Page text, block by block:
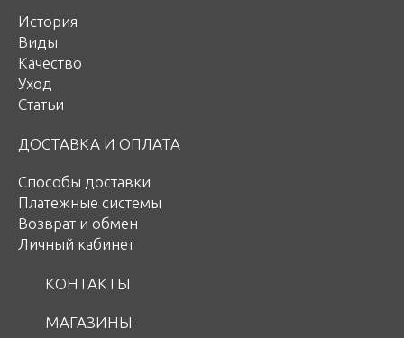
История
Виды
Качество
Уход
Статьи
ДОСТАВКА И ОПЛАТА
Способы доставки
Платежные системы
Возврат и обмен
Личный кабинет
КОНТАКТЫ
МАГАЗИНЫ